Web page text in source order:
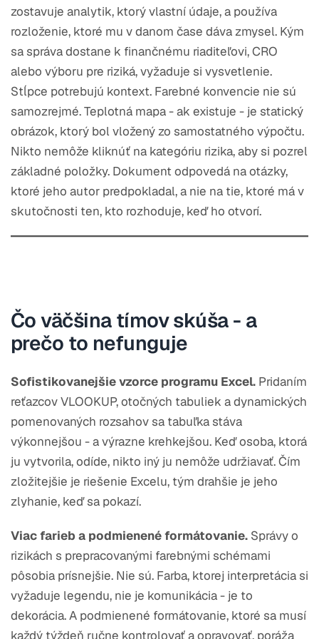
zostavuje analytik, ktorý vlastní údaje, a používa
rozloženie, ktoré mu v danom čase dáva zmysel. Kým
sa správa dostane k finančnému riaditeľovi, CRO
alebo výboru pre riziká, vyžaduje si vysvetlenie.
Stĺpce potrebujú kontext. Farebné konvencie nie sú
samozrejmé. Teplotná mapa - ak existuje - je statický
obrázok, ktorý bol vložený zo samostatného výpočtu.
Nikto nemôže kliknúť na kategóriu rizika, aby si pozrel
základné položky. Dokument odpovedá na otázky,
ktoré jeho autor predpokladal, a nie na tie, ktoré má v
skutočnosti ten, kto rozhoduje, keď ho otvorí.
Čo väčšina tímov skúša - a
prečo to nefunguje
Sofistikovanejšie vzorce programu Excel. Pridaním
reťazcov VLOOKUP, otočných tabuliek a dynamických
pomenovaných rozsahov sa tabuľka stáva
výkonnejšou - a výrazne krehkejšou. Keď osoba, ktorá
ju vytvorila, odíde, nikto iný ju nemôže udržiavať. Čím
zložitejšie je riešenie Excelu, tým drahšie je jeho
zlyhanie, keď sa pokazí.
Viac farieb a podmienené formátovanie. Správy o
rizikách s prepracovanými farebnými schémami
pôsobia prísnejšie. Nie sú. Farba, ktorej interpretácia si
vyžaduje legendu, nie je komunikácia - je to
dekorácia. A podmienené formátovanie, ktoré sa musí
každý týždeň ručne kontrolovať a opravovať, poráža